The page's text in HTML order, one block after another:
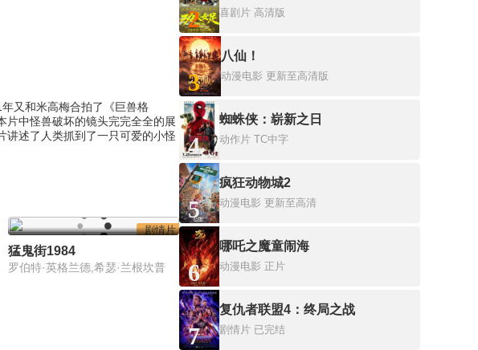
又和米高梅合拍了《巨兽格
中怪兽破坏的镜头完完全全的展
讲述了人类抓到了一只可爱的小怪
剧情片
猛鬼街1984
罗伯特·英格兰德,希瑟·兰根坎普
2 喜剧片 高清版
3
八仙！
动漫电影 更新至高清版
4
蜘蛛侠：崭新之日
动作片 TC中字
5
疯狂动物城2
动漫电影 更新至高清
6
哪吒之魔童闹海
动漫电影 正片
7
复仇者联盟4：终局之战
剧情片 已完结